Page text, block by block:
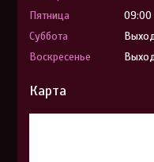
Пятница
09:00
Суббота
Воскресенье
Карта